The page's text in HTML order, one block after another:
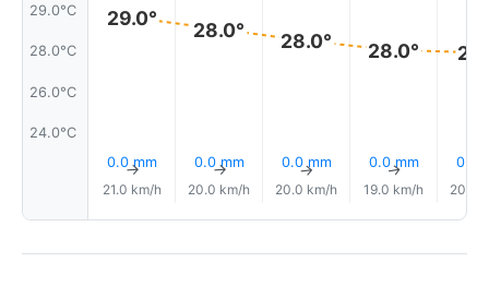
29.0°C
28.0°C
26.0°C
24.0°C
29.0°
0.0 mm
↑
21.0 km/h
28.0°
0.0 mm
↑
20.0 km/h
28.0°
0.0 mm
↑
20.0 km/h
28.0°
0.0 mm
↑
19.0 km/h
0.0
20.0